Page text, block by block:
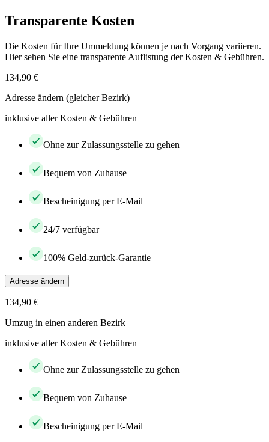
Transparente Kosten
Die Kosten für Ihre Ummeldung können je nach Vorgang variieren.
Hier sehen Sie eine transparente Auflistung der Kosten & Gebühren.
134,90 €
Adresse ändern (gleicher Bezirk)
inklusive aller Kosten & Gebühren
Ohne zur Zulassungsstelle zu gehen
Bequem von Zuhause
Bescheinigung per E-Mail
24/7 verfügbar
100% Geld-zurück-Garantie
Adresse ändern
134,90 €
Umzug in einen anderen Bezirk
inklusive aller Kosten & Gebühren
Ohne zur Zulassungsstelle zu gehen
Bequem von Zuhause
Bescheinigung per E-Mail